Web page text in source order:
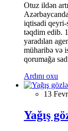
Otuz ildən
iqtisadi qeyri-
təqdim edib.
yaradılan
müharibə və
qorumağa
Ardını oxu
13
Yağış